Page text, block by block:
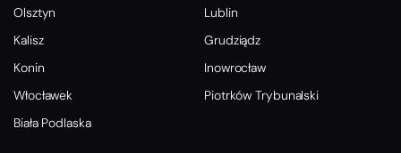
Olsztyn
Lublin
Kalisz
Grudziądz
Konin
Inowrocław
Włocławek
Piotrków Trybunalski
Biała Podlaska